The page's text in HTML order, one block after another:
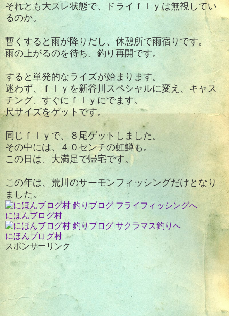
それとも大スレ状態で、ドライｆｌｙは無視してい
るのか。
暫くすると雨が降りだし、休憩所で雨宿りです。
雨の上がるのを待ち、釣り再開です。
すると単発的なライズが始まります。
迷わず、ｆｌｙを新谷川スペシャルに変え、キャス
チング、すぐにｆｌｙにでます。
尺サイズをゲットです。
同じｆｌｙで、８尾ゲットしました。
その中には、４０センチの虹鱒も。
この日は、大満足で帰宅です。
この年は、荒川のサーモンフィッシングだけとなり
ました。
にほんブログ村
にほんブログ村
スポンサーリンク